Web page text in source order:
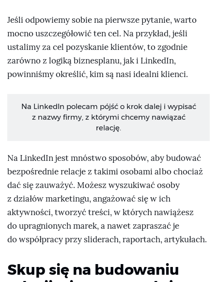
Jeśli odpowiemy sobie na pierwsze pytanie, warto
mocno uszczegółowić ten cel. Na przykład, jeśli
ustalimy za cel pozyskanie klientów, to zgodnie
zarówno z logiką biznesplanu, jak i LinkedIn,
powinniśmy określić, kim są nasi idealni klienci.
Na LinkedIn polecam pójść o krok dalej i wypisać
z nazwy firmy, z którymi chcemy nawiązać
relację.
Na LinkedIn jest mnóstwo sposobów, aby budować
bezpośrednie relacje z takimi osobami albo chociaż
dać się zauważyć. Możesz wyszukiwać osoby
z działów marketingu, angażować się w ich
aktywności, tworzyć treści, w których nawiążesz
do upragnionych marek, a nawet zapraszać je
do współpracy przy sliderach, raportach, artykułach.
Skup się na budowaniu